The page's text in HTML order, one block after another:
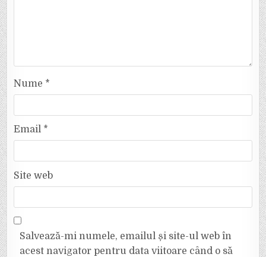
Nume *
Email *
Site web
Salvează-mi numele, emailul și site-ul web în
acest navigator pentru data viitoare când o să